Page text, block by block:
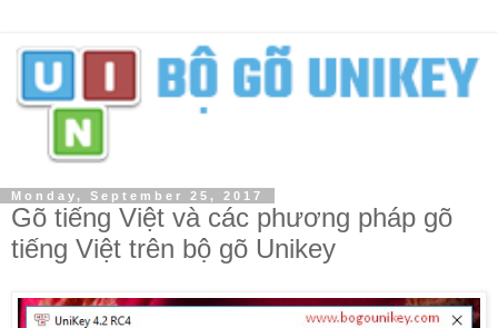
Monday, September 25, 2017
Gõ tiếng Việt và các phương pháp gõ
tiếng Việt trên bộ gõ Unikey